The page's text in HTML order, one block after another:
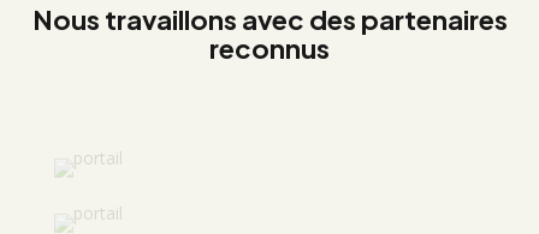
Nous travaillons avec des partenaires
reconnus